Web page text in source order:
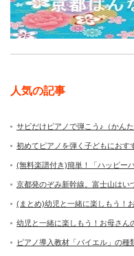
人気の記事
サビだけピアノで弾こう♪（か
初めてピアノを弾く子どもにおす
(無料楽譜付き)簡単！「ハッピー
京都発のぞみ新幹線。富士山はい
(まとめ)幼児と一緒に楽しもう！
幼児と一緒に楽しもう！お母さん
ピアノ導入教材「バイエル」の